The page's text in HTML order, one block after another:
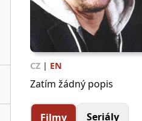
CZ | EN
Zatím žádný popis
Filmy Seriály